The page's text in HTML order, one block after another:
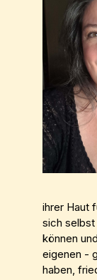
ihrer Haut
sich selbst
können
eigenen -
haben,